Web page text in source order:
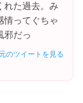
た過去。み
情ってぐちゃ
邪だっ
のツイートを見る